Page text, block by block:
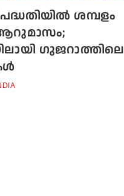
ശമ്പളം
ആറുമാസം;
ഗുജറാത്തിലെ